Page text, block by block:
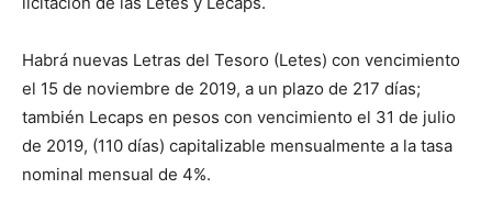
Habrá nuevas Letras del Tesoro (Letes) con vencimiento
el 15 de noviembre de 2019, a un plazo de 217 días;
también Lecaps en pesos con vencimiento el 31 de julio
de 2019, (110 días) capitalizable mensualmente a la tasa
nominal mensual de 4%.